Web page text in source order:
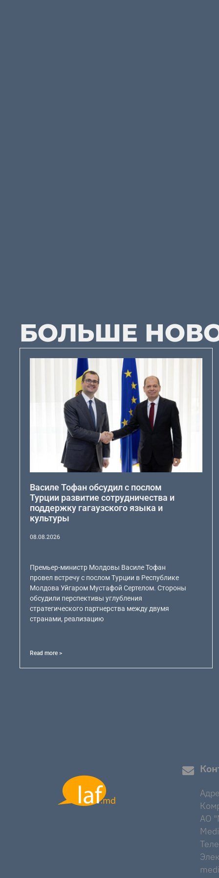
БОЛЬШЕ
Василе Тофан обсудил с послом
Турции развитие сотрудничества и
поддержку гагаузского языка и
культуры
08.08.2026
Премьер-министр Молдовы Василе Тофан
провел встречу с послом Турции в Республике
Молдова Уйгаром Мустафой Сертелом. Стороны
обсудили перспективы углубления
стратегического партнерства между двумя
странами, реализацию
Read more >
AO